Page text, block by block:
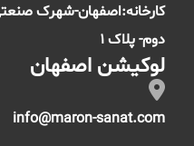
کارخانه:اصفهان-شهرک
دوم- پلاک 1
لوکیشن اصفهان
info@maron-sanat.com